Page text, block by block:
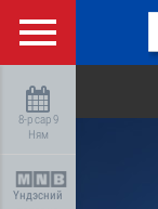
8-р сар 9
Ням
Үндэсний